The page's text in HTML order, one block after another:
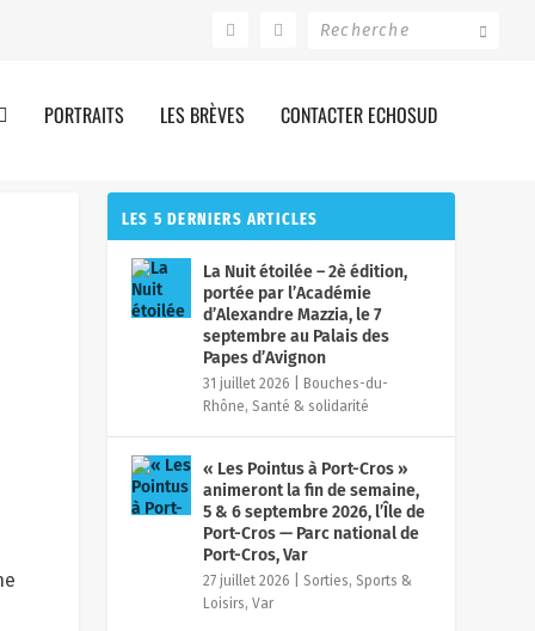
PORTRAITS LES BRÈVES CONTACTER ECHOSUD
LES 5 DERNIERS ARTICLES
La Nuit étoilée – 2è édition,
portée par l’Académie
d’Alexandre Mazzia, le 7
septembre au Palais des
Papes d’Avignon
31 juillet 2026
Bouches-du-
Rhône,Santé & solidarité
« Les Pointus à Port-Cros »
animeront la fin de semaine,
5 & 6 septembre 2026, l’Île de
Port-Cros — Parc national de
Port-Cros, Var
27 juillet 2026 |Sorties, Sports &
Loisirs,Var